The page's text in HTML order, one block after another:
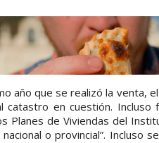
año que se realizó la venta,
catastro en cuestión.
Planes de Viviendas del
o provincial”. Incluso